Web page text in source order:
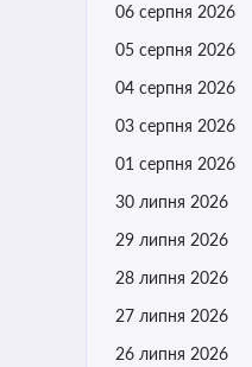
06 серпня 2026
05 серпня 2026
04 серпня 2026
03 серпня 2026
01 серпня 2026
30 липня 2026
29 липня 2026
28 липня 2026
27 липня 2026
26 липня 2026